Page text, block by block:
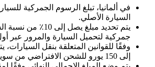
السيارة الأصلي.
يتم تحديد مبلغ يصل إلى
جمركية لتحميل السيارة والمرور عبر
وفقًا للقوانين المتعلقة بنقل
إلى 150 يورو للشحن الافتراضي من سويسرا إلى ألمانيا.